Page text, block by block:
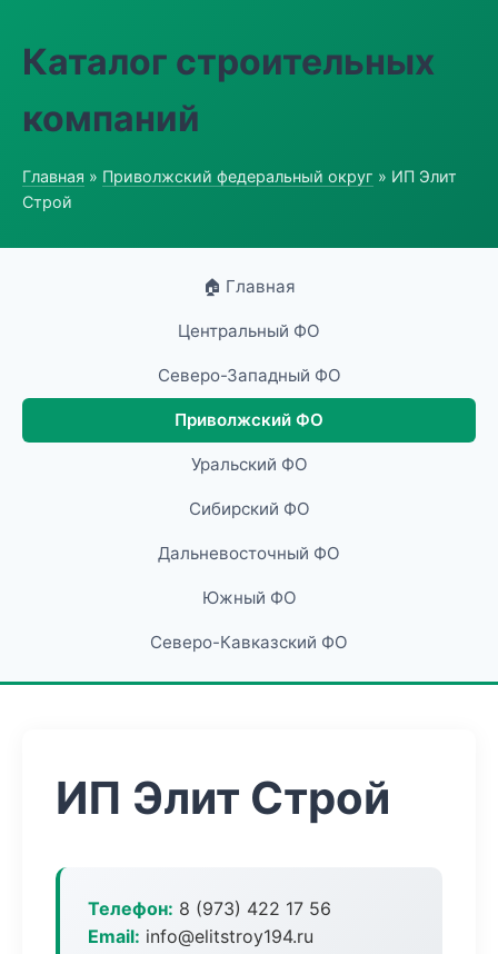
Каталог строительных
компаний
Главная » Приволжский федеральный округ » ИП Элит
Строй
🏠 Главная
Центральный ФО
Северо-Западный ФО
Приволжский ФО
Уральский ФО
Сибирский ФО
Дальневосточный ФО
Южный ФО
Северо-Кавказский ФО
ИП Элит Строй
Телефон: 8 (973) 422 17 56
Email: info@elitstroy194.ru